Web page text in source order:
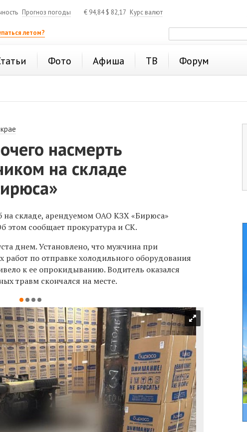
Прогноз погоды € 94,84$ 82,17 Курс валют
летом?
Фото Афиша ТВ Форум
насмерть
на складе
на складе, арендуемом ОАО КЗХ «Бирюса»
этом сообщает прокуратура и СК.
днем. Установлено, что мужчина при
по отправке холодильного оборудования
к ее опрокидыванию. Водитель оказался
травм скончался на месте.